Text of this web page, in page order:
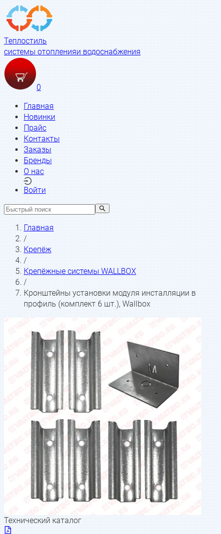
Теплостиль
системы отопленияи водоснабжения
0
Главная
Новинки
Прайс
Контакты
Заказы
Бренды
О нас
Войти
Главная
/
Крепёж
/
Крепёжные системы WALLBOX
/
Кронштейны установки модуля инсталляции в
профиль (комплект 6 шт.), Wallbox
Технический каталог